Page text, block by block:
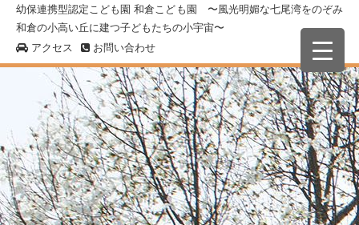
幼保連携型認定こども園 和倉こども園 〜風光明媚な七尾湾をのぞみ
和倉の小高い丘に建つ子どもたちの小宇宙〜
アクセス
お問い合わせ